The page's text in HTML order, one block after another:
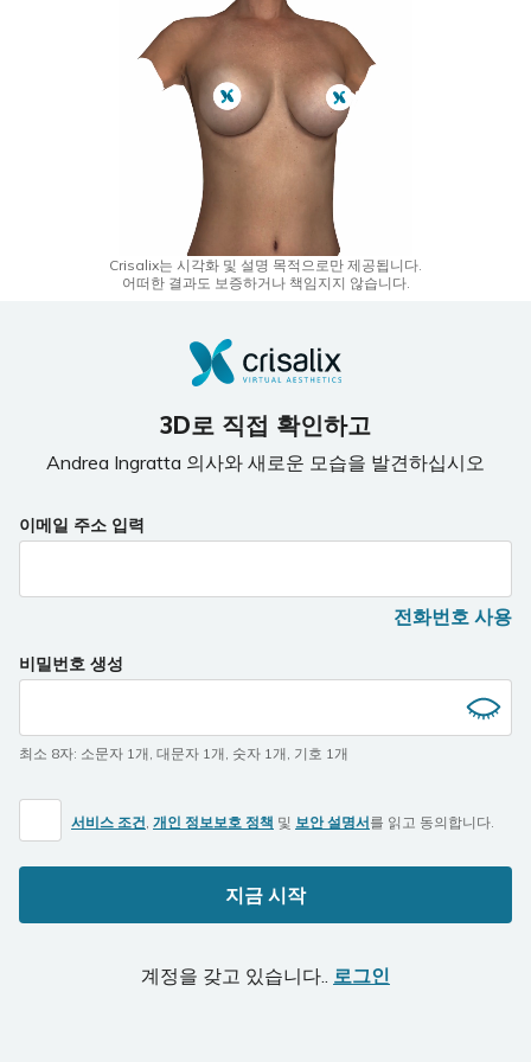
Crisalix는 시각화 및 설명 목적으로만 제공됩니다.
어떠한 결과도 보증하거나 책임지지 않습니다.
3D로 직접 확인하고
Andrea Ingratta 의사와 새로운 모습을 발견하십시오
이메일 주소 입력
전화번호 사용
비밀번호 생성
최소 8자: 소문자 1개, 대문자 1개, 숫자 1개, 기호 1개
서비스 조건 개인 정보보호 정책 및 보안 설명서를 읽고 동의합니다.
지금 시작
계정을 갖고 있습니다.. 로그인